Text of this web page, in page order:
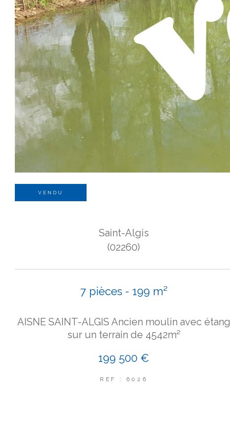
VENDU
Saint-Algis
(02260)
7 pièces - 199 m²
AISNE SAINT-ALGIS Ancien moulin avec étang
sur un terrain de 4542m²
199 500 €
REF : 6026